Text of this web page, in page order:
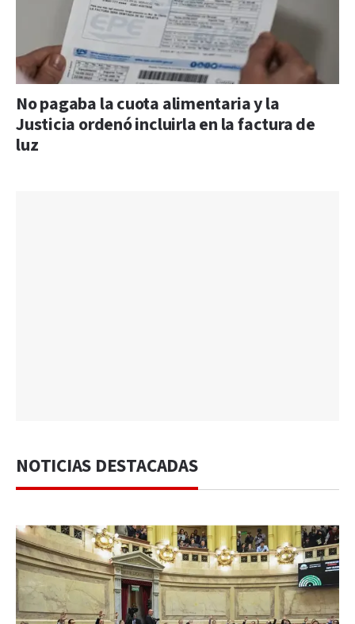
No pagaba la cuota alimentaria y la
Justicia ordenó incluirla en la factura de
luz
NOTICIAS DESTACADAS